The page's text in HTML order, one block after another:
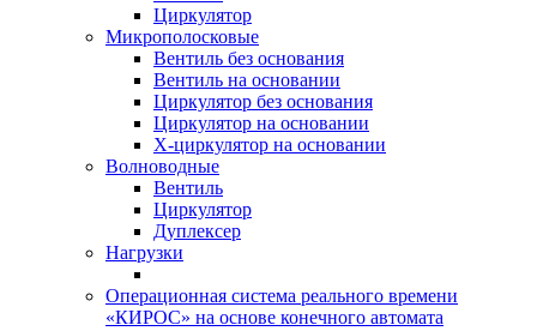
Циркулятор
Микрополосковые
Вентиль без основания
Вентиль на основании
Циркулятор без основания
Циркулятор на основании
Х-циркулятор на основании
Волноводные
Вентиль
Циркулятор
Дуплексер
Нагрузки
Операционная система реального времени
«КИРОС» на основе конечного автомата